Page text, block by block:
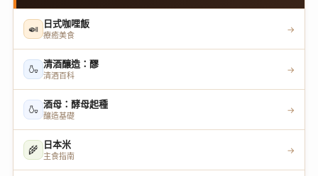
🍛 日式咖哩飯
療癒美食
→
🍶 清酒釀造：醪
清酒百科
→
🍶 酒母：酵母起種
釀造基礎
→
🌾 日本米
主食指南
→